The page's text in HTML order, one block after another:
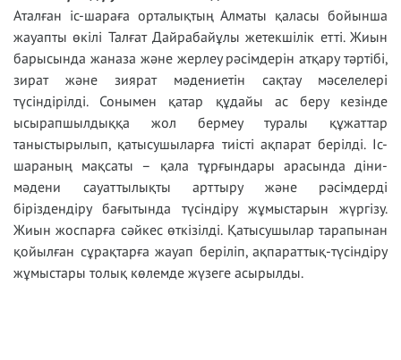
Аталған іс-шараға орталықтың Алматы қаласы бойынша
жауапты өкілі Талғат Дайрабайұлы жетекшілік етті. Жиын
барысында жаназа және жерлеу рәсімдерін атқару тәртібі,
зират және зиярат мәдениетін сақтау мәселелері
түсіндірілді. Сонымен қатар құдайы ас беру кезінде
ысырапшылдыққа жол бермеу туралы құжаттар
таныстырылып, қатысушыларға тиісті ақпарат берілді. Іс-
шараның мақсаты – қала тұрғындары арасында діни-
мәдени сауаттылықты арттыру және рәсімдерді
біріздендіру бағытында түсіндіру жұмыстарын жүргізу.
Жиын жоспарға сәйкес өткізілді. Қатысушылар тарапынан
қойылған сұрақтарға жауап беріліп, ақпараттық-түсіндіру
жұмыстары толық көлемде жүзеге асырылды.